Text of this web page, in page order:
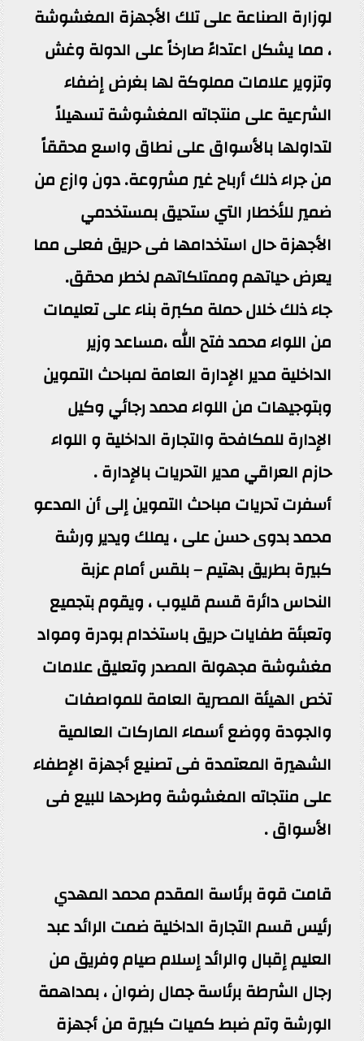
لوزارة الصناعة على تلك الأجهزة المغشوشة
، مما يشكل اعتداءً صارخاً على الدولة وغش
وتزوير علامات مملوكة لها بغرض إضفاء
الشرعية على منتجاته المغشوشة تسهيلاً
لتداولها بالأسواق على نطاق واسع محققاً
من جراء ذلك أرباح غير مشروعة. دون وازع من
ضمير للأخطار التي ستحيق بمستخدمي
الأجهزة حال استخدامها فى حريق فعلى مما
يعرض حياتهم وممتلكاتهم لخطر محقق.
جاء ذلك خلال حملة مكبرة بناء على تعليمات
من اللواء محمد فتح الله ،مساعد وزير
الداخلية مدير الإدارة العامة لمباحث التموين
وبتوجيهات من اللواء محمد رجائي وكيل
الإدارة للمكافحة والتجارة الداخلية و اللواء
حازم العراقي مدير التحريات بالإدارة .
أسفرت تحريات مباحث التموين إلى أن المدعو
محمد بدوى حسن على ، يملك ويدير ورشة
كبيرة بطريق بهتيم – بلقس أمام عزبة
النحاس دائرة قسم قليوب ، ويقوم بتجميع
وتعبئة طفايات حريق باستخدام بودرة ومواد
مغشوشة مجهولة المصدر وتعليق علامات
تخص الهيئة المصرية العامة للمواصفات
والجودة ووضع أسماء الماركات العالمية
الشهيرة المعتمدة فى تصنيع أجهزة الإطفاء
على منتجاته المغشوشة وطرحها للبيع فى
الأسواق .
قامت قوة برئاسة المقدم محمد المهدي
رئيس قسم التجارة الداخلية ضمت الرائد عبد
العليم إقبال والرائد إسلام صيام وفريق من
رجال الشرطة برئاسة جمال رضوان ، بمداهمة
الورشة وتم ضبط كميات كبيرة من أجهزة